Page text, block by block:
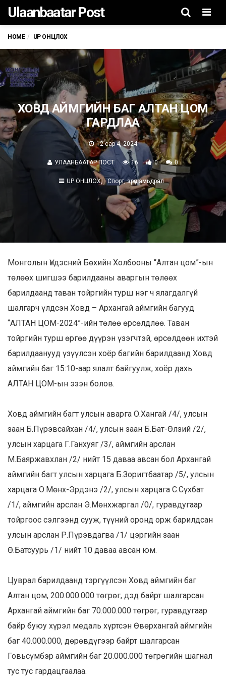
Menu
Ulaanbaatar Post
HOME UP ОНЦЛОХ
ХОВД АЙМГИЙН БАГ АЛТАН ЦОМ
ГАРДЛАА
12 сар 4, 2024
УЛААНБААТАР ПОСТ 16 0 0
UP ОНЦЛОХ Спорт, эрүүл амьдрал
Монголын Үндэсний Бөхийн Холбооны “Алтан цом”-ын
төлөөх шигшээ барилдааны аваргын төлөөх
барилдаанд таван тойргийн турш нэг ч ялагдалгүй
шалгарч үлдсэн Ховд – Архангай аймгийн багууд
“АЛТАН ЦОМ-2024”-ийн төлөө өрсөлдлөө. Таван
тойргийн турш өргөө дүүрэн үзэгчтэй, өрсөлдөөн ихтэй
барилдаанууд үзүүлсэн хоёр багийн барилдаанд Ховд
аймгийн баг 15:10-аар ялалт байгуулж, хоёр дахь
АЛТАН ЦОМ-ын эзэн болов.
Ховд аймгийн багт улсын аварга О.Хангай /4/, улсын
заан Б.Пүрэвсайхан /4/, улсын заан Б.Бат-Өлзий /2/,
улсын харцага Г.Ганхуяг /3/, аймгийн арслан
М.Баяржавхлан /2/ нийт 15 даваа авсан бол Архангай
аймгийн багт улсын харцага Б.Зоригтбаатар /5/, улсын
харцага О.Мөнх-Эрдэнэ /2/, улсын харцага С.Сүхбат
/1/, аймгийн арслан Э.Мөнхжаргал /0/, гуравдугаар
тойргоос сэлгээнд сууж, түүний оронд орж барилдсан
улсын арслан Р.Пүрэвдагва /1/ цэргийн заан
Ө.Батсуурь /1/ нийт 10 даваа авсан юм.
Цуврал барилдаанд тэргүүлсэн Ховд аймгийн баг
Алтан цом, 200.000.000 төгрөг, дэд байрт шалгарсан
Архангай аймгийн баг 70.000.000 төгрөг, гуравдугаар
байр буюу хүрэл медаль хүртсэн Өвөрхангай аймгийн
баг 40.000.000, дөрөвдүгээр байрт шалгарсан
Говьсүмбэр аймгийн баг 20.000.000 төгрөгийн шагнал
тус тус гардацгаалаа.